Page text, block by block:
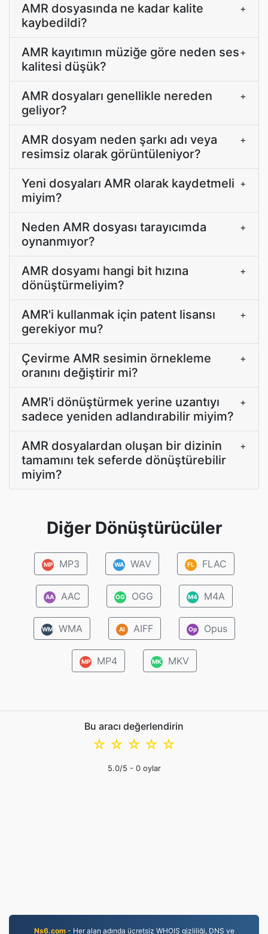
AMR dosyasında ne kadar kalite
kaybedildi?
+
AMR kayıtımın müziğe göre neden ses
kalitesi düşük?
+
AMR dosyaları genellikle nereden
geliyor?
+
AMR dosyam neden şarkı adı veya
resimsiz olarak görüntüleniyor?
+
Yeni dosyaları AMR olarak kaydetmeli
miyim?
+
Neden AMR dosyası tarayıcımda
oynanmıyor?
+
AMR dosyamı hangi bit hızına
dönüştürmeliyim?
+
AMR'i kullanmak için patent lisansı
gerekiyor mu?
+
Çevirme AMR sesimin örnekleme
oranını değiştirir mi?
+
AMR'i dönüştürmek yerine uzantıyı
sadece yeniden adlandırabilir miyim?
+
AMR dosyalardan oluşan bir dizinin
tamamını tek seferde dönüştürebilir
miyim?
+
Diğer Dönüştürücüler
MP MP3 WA WAV FL FLAC
AA AAC OG OGG M4 M4A
WM WMA AI AIFF Op Opus
MP MP4 MK MKV
Bu aracı değerlendirin
☆
☆
☆
☆
☆
5.0/5 - 0oylar
Ns6.com- Her alan adında ücretsiz WHOIS gizliliği, DNS ve